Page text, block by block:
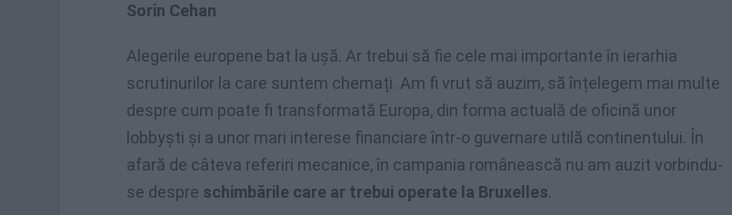
Sorin Cehan
Alegerile europene bat la ușă. Ar trebui să fie cele mai importante în ierarhia
scrutinurilor la care suntem chemați. Am fi vrut să auzim, să înțelegem mai multe
despre cum poate fi transformată Europa, din forma actuală de oficină unor
lobbyști și a unor mari interese financiare într-o guvernare utilă continentului. În
afară de câteva referiri mecanice, în campania românească nu am auzit vorbindu-
se despre schimbările care ar trebui operate la Bruxelles.